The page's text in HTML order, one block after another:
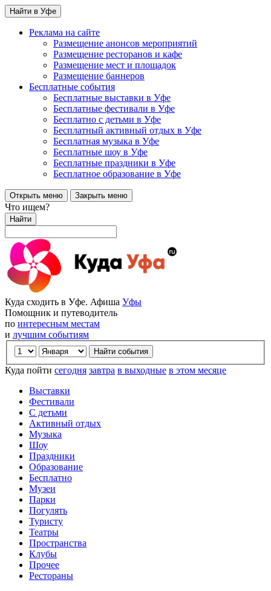
Найти в Уфе
Реклама на сайте
Размещение анонсов мероприятий
Размещение ресторанов и кафе
Размещение мест и площадок
Размещение баннеров
Бесплатные события
Бесплатные выставки в Уфе
Бесплатные фестивали в Уфе
Бесплатно с детьми в Уфе
Бесплатный активный отдых в Уфе
Бесплатная музыка в Уфе
Бесплатные шоу в Уфе
Бесплатные праздники в Уфе
Бесплатное образование в Уфе
Открыть меню Закрыть меню
Что ищем?
Найти
Куда сходить в Уфе. Афиша Уфы
Помощник и путеводитель
по интересным местам
и лучшим событиям
Куда пойти сегодня завтра в выходные в этом месяце
Выставки
Фестивали
С детьми
Активный отдых
Музыка
Шоу
Праздники
Образование
Бесплатно
Музеи
Парки
Погулять
Туристу
Театры
Пространства
Клубы
Прочее
Рестораны